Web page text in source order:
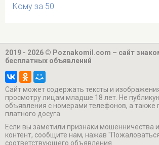
Кому за 50
2019 - 2026 © Poznakomil.com – сайт
бесплатных объявлений
Cайт может содержать тексты и
просмотру лицам младше 18 лет. Не
объявления с номерами телефонов, а также
платного досуга.
Если вы заметили признаки мошенничества
контент, сообщите нам, нажав
соответствующего объявления.